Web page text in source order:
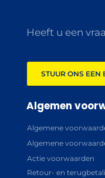
Heeft u een
STUUR ONS EEN
Algemen
Algemene
Algemene
Actie voorwaarden
Retour- en